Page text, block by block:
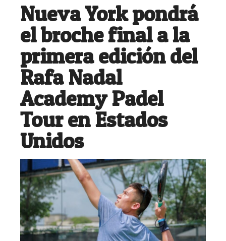
Nueva York pondrá
el broche final a la
primera edición del
Rafa Nadal
Academy Padel
Tour en Estados
Unidos